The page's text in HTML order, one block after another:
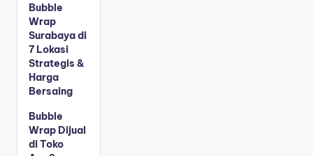
Bubble
Wrap
Surabaya di
7 Lokasi
Strategis &
Harga
Bersaing
Bubble
Wrap Dijual
di Toko